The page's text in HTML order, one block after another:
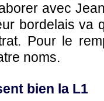
avec
bordelais va
Pour le
noms.
bien la L1